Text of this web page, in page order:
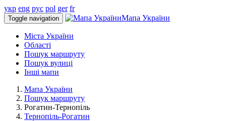
укр eng рус pol ger fr
Toggle navigation Мапа України
Міста України
Області
Пошук маршруту
Пошук вулиці
Інші мапи
Мапа України
Пошук маршруту
Рогатин-Тернопіль
Тернопіль-Рогатин